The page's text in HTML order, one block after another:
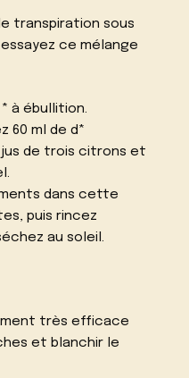
transpiration sous
ce mélange
à ébullition.
60 ml de d*
de trois citrons et
dans cette
puis rincez
au soleil.
très efficace
et blanchir le